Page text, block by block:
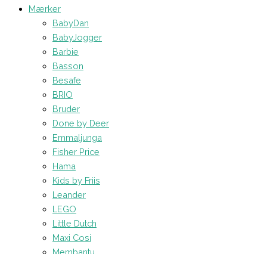
Mærker
BabyDan
BabyJogger
Barbie
Basson
Besafe
BRIO
Bruder
Done by Deer
Emmaljunga
Fisher Price
Hama
Kids by Friis
Leander
LEGO
Little Dutch
Maxi Cosi
Membantu